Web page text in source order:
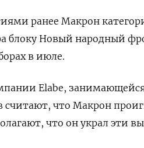
ранее Макрон
блоку Новый народный
в июле.
Elabe,
считают, что Макрон
что он украл эти